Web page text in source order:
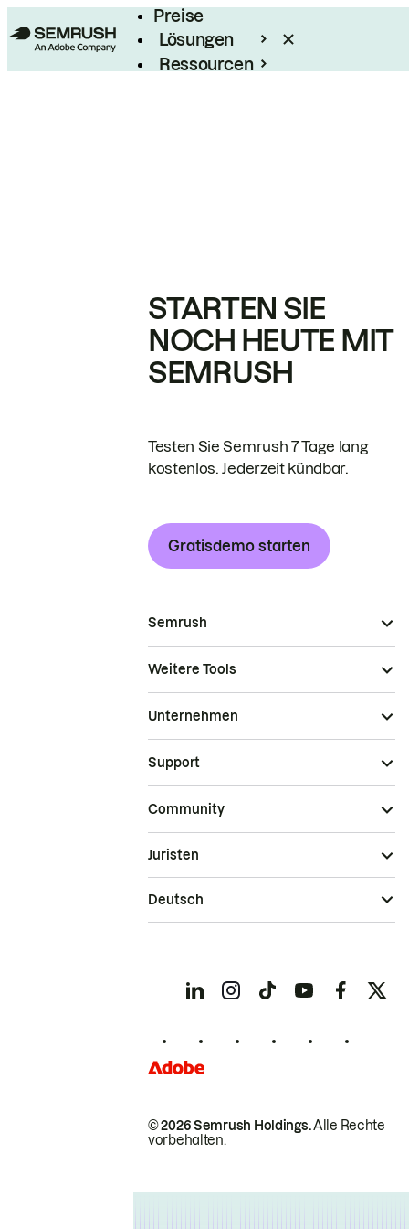
Preise
Lösungen
Ressourcen
STARTEN SIE
NOCH HEUTE MIT
SEMRUSH
Testen Sie Semrush 7 Tage lang
kostenlos. Jederzeit kündbar.
Gratisdemo starten
Semrush
Weitere Tools
Unternehmen
Support
Community
© 2026 Semrush Holdings.Alle Rechte
vorbehalten.
Juristen
Deutsch